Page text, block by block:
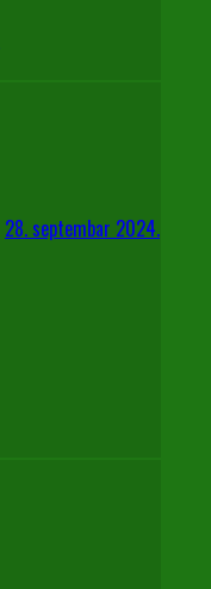
28. septembar 2024.